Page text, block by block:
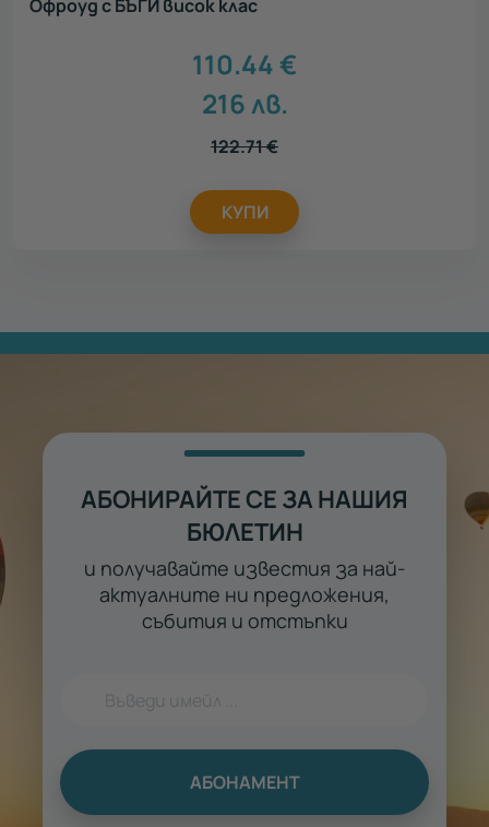
Офроуд с БЪГИ висок клас
110.44€
216лв.
122.71€
КУПИ
АБОНИРАЙТЕ СЕ ЗА НАШИЯ
БЮЛЕТИН
и получавайте известия за най-
актуалните ни предложения,
събития и отстъпки
АБОНАМЕНТ